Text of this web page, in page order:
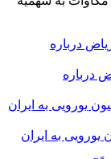
درباره
به ایران